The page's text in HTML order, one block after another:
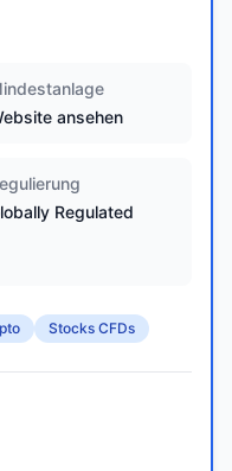
ansehen
Regulated
Stocks CFDs